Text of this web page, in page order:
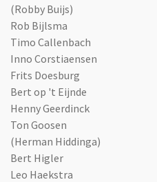
(Robby Buijs)
Rob Bijlsma
Timo Callenbach
Inno Corstiaensen
Frits Doesburg
Bert op 't Eijnde
Henny Geerdinck
Ton Goosen
(Herman Hiddinga)
Bert Higler
Leo Haekstra